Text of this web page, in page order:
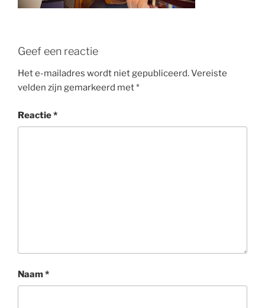
Geef een reactie
Het e-mailadres wordt niet gepubliceerd.Vereiste
velden zijn gemarkeerd met*
Reactie*
Naam*